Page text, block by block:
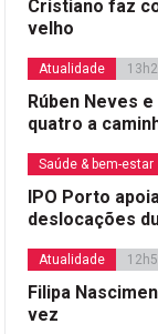
Cristiano faz
velho
Atualidade
Rúben Neves
quatro a
Saúde & bem-estar
IPO Porto
deslocações
Atualidade
Filipa
vez